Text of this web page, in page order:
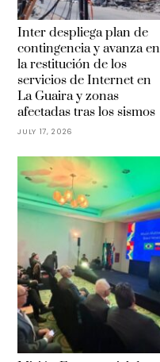
Inter despliega plan de
contingencia y avanza en
la restitución de los
servicios de Internet en
La Guaira y zonas
afectadas tras los sismos
JULY 17, 2026